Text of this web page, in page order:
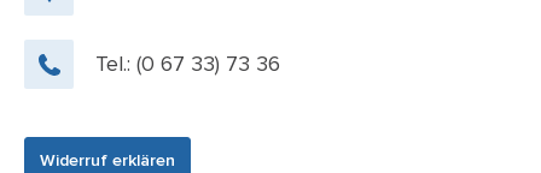
Tel.: (0 67 33) 73 36
Widerruf erklären